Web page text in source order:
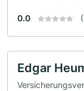
0.0
Edgar